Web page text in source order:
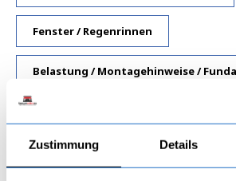
Zustimmung Details
Fenster / Regenrinnen
Belastung / Montagehinweise /
können entweder mit Schwingtor in
Zweiflügeltor aus Trapezblech
Sie können die Fertiggaragen auf unsere